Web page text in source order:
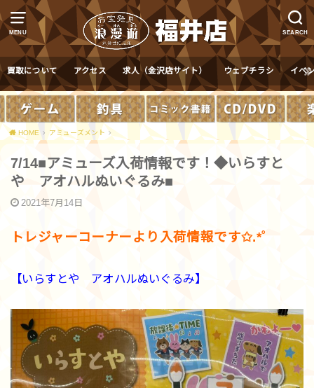
MENU SEARCH
買取について アクセス 求人（金沢店サイト） ウェブチラシ イベ
HOME アミューズメント
7/14■アミューズ入荷情報です！◆いらすと
や アオハルぬいぐるみ■
2021年7月14日
トレジャーコーナーより入荷情報です✩.*˚
【いらすとや アオハルぬいぐるみ】